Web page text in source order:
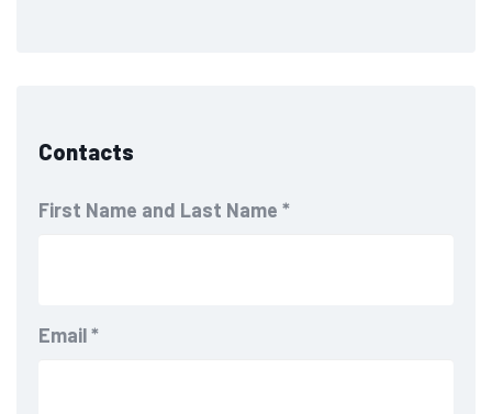
Contacts
First Name and Last Name *
Email*